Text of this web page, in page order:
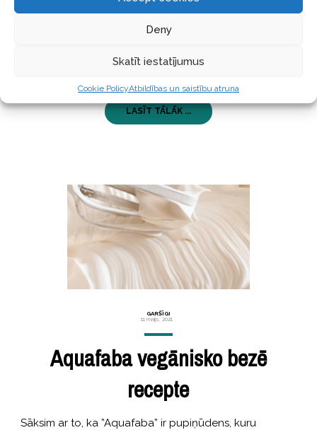
Deny
Skatīt iestatījumus
Cookie PolicyAtbildības un saistību atruna
Eton Mess. Tas tradicionāli sastāv no 3 pamata
sastāvdaļām – bezē, uzputota krēma un ogām.
aizstājot olu bezē ar aquafaba bezē un
LASĪT TĀLĀK ...
GARŠĪGI
11 maijs, 2021
Aquafaba vegānisko bezē
recepte
Sāksim ar to, ka ”Aquafaba” ir pupiņūdens, kuru